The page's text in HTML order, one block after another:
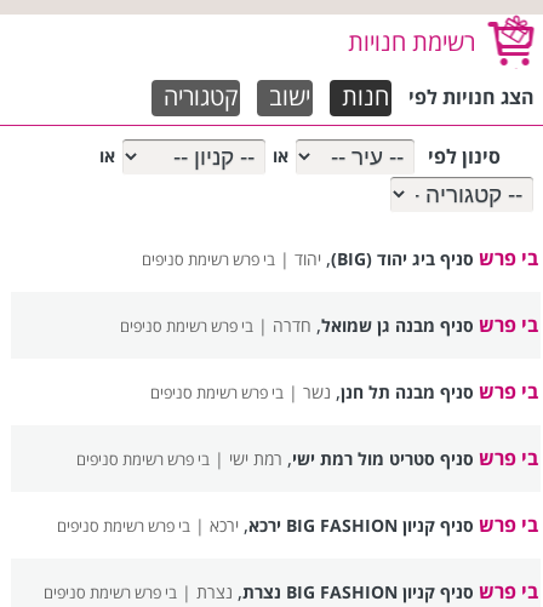
רשימת חנויות
הצג חנויות לפי חנות ישוב קטגוריה
סינון לפי או או
בי פרש סניף ביג יהוד (BIG) , יהוד |בי פרש רשימת סניפים
בי פרש סניף מבנה גן שמואל, חדרה |בי פרש רשימת סניפים
בי פרש סניף מבנה תל חנן, נשר |בי פרש רשימת סניפים
בי פרש סניף סטריט מול רמת ישי, רמת ישי |בי פרש רשימת סניפים
בי פרש סניף קניון BIG FASHION ירכא , ירכא |בי פרש רשימת סניפים
בי פרש סניף קניון BIG FASHION נצרת , נצרת |בי פרש רשימת סניפים